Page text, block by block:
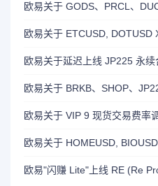
欧易关于 GODS、PRCL、
欧易关于延迟上线 JP225 永
欧易关于 VIP 9 现货交易费率